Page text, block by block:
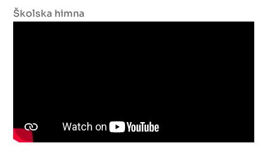
Školska himna